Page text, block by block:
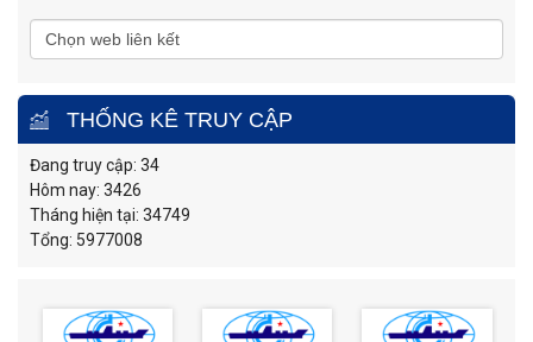
THỐNG KÊ TRUY CẬP
Đang truy cập: 34
Hôm nay: 3426
Tháng hiện tại: 34749
Tổng: 5977008